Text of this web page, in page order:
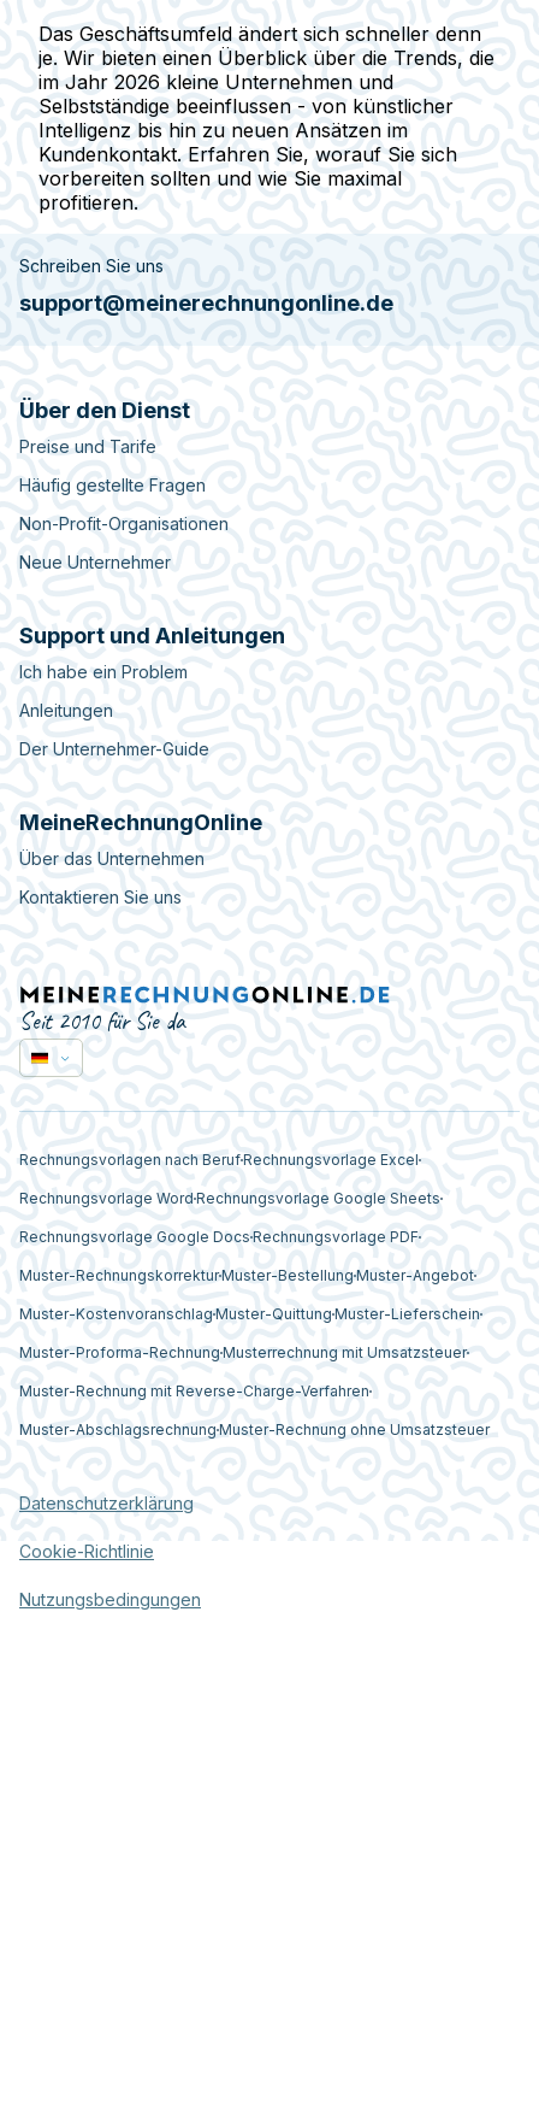
Das Geschäftsumfeld ändert sich schneller denn
je. Wir bieten einen Überblick über die Trends, die
im Jahr 2026 kleine Unternehmen und
Selbstständige beeinflussen - von künstlicher
Intelligenz bis hin zu neuen Ansätzen im
Kundenkontakt. Erfahren Sie, worauf Sie sich
vorbereiten sollten und wie Sie maximal
profitieren.
Schreiben Sie uns
support@meinerechnungonline.de
Über den Dienst
Preise und Tarife
Häufig gestellte Fragen
Non-Profit-Organisationen
Neue Unternehmer
Support und Anleitungen
Ich habe ein Problem
Anleitungen
Der Unternehmer-Guide
MeineRechnungOnline
Über das Unternehmen
Kontaktieren Sie uns
Seit 2010 für Sie da
Rechnungsvorlagen nach BerufRechnungsvorlage Excel
Rechnungsvorlage Word Rechnungsvorlage Google Sheets
Rechnungsvorlage Google Docs Rechnungsvorlage PDF
Muster-RechnungskorrekturMuster-Bestellung Muster-Angebot
Muster-Kostenvoranschlag Muster-Quittung Muster-Lieferschein
Muster-Proforma-Rechnung Musterrechnung mit Umsatzsteuer
Muster-Rechnung mit Reverse-Charge-Verfahren
Muster-Abschlagsrechnung Muster-Rechnung ohne Umsatzsteuer
Datenschutzerklärung
Cookie-Richtlinie
Nutzungsbedingungen